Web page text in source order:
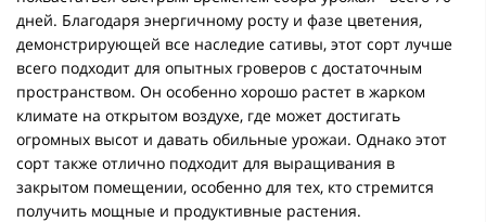
дней. Благодаря энергичному росту и фазе цветения,
демонстрирующей все наследие сативы, этот сорт лучше
всего подходит для опытных гроверов с достаточным
пространством. Он особенно хорошо растет в жарком
климате на открытом воздухе, где может достигать
огромных высот и давать обильные урожаи. Однако этот
сорт также отлично подходит для выращивания в
закрытом помещении, особенно для тех, кто стремится
получить мощные и продуктивные растения.